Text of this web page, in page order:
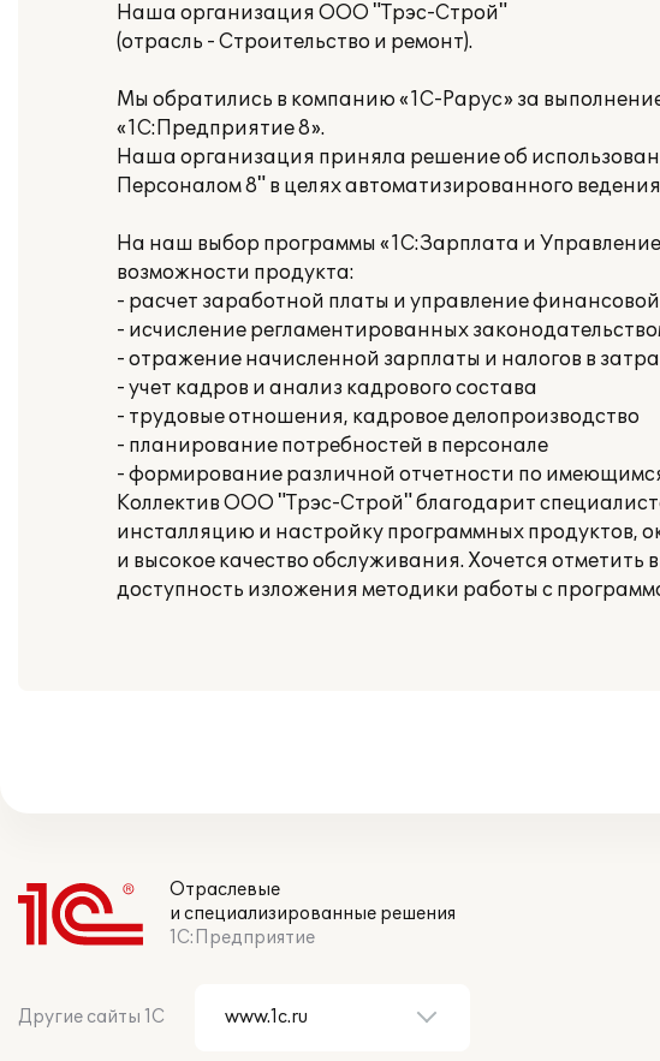
Наша организация ООО "Трэс-Строй"
(отрасль - Строительство и ремонт).
Мы обратились в компанию «1С-Рарус» за
«1С:Предприятие 8».
Наша организация приняла решение об
Персоналом 8" в целях автоматизированного
На наш выбор программы «1С:Зарплата и
возможности продукта:
- расчет заработной платы и управление
- исчисление регламентированных
- отражение начисленной зарплаты и налогов в
- учет кадров и анализ кадрового состава
- трудовые отношения, кадровое делопроизводство
- планирование потребностей в персонале
- формирование различной отчетности по
Коллектив ООО "Трэс-Строй" благодарит
инсталляцию и настройку программных продуктов,
и высокое качество обслуживания. Хочется
доступность изложения методики работы с
Отраслевые
и специализированные решения
1С:Предприятие
Другие сайты 1С